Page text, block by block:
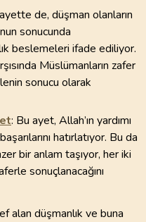
de, düşman olanların
sonucunda
beslemeleri ifade ediliyor.
Müslümanların zafer
sonucu olarak
: Bu ayet, Allah’ın yardımı
hatırlatıyor. Bu da
bir anlam taşıyor, her iki
sonuçlanacağını
alan düşmanlık ve buna